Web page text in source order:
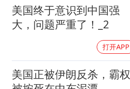
美国终于意识到中国强
大，问题严重了！_2
打开APP
美国正被伊朗反杀，霸权